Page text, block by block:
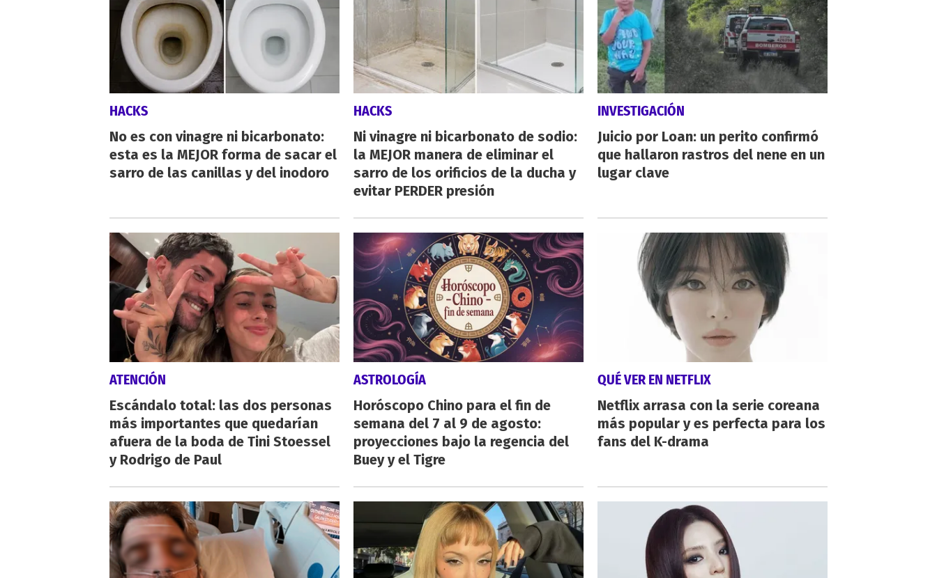
HACKS
No es con vinagre ni bicarbonato:
esta es la MEJOR forma de sacar el
sarro de las canillas y del inodoro
HACKS
Ni vinagre ni bicarbonato de sodio:
la MEJOR manera de eliminar el
sarro de los orificios de la ducha y
evitar PERDER presión
INVESTIGACIÓN
Juicio por Loan: un perito confirmó
que hallaron rastros del nene en un
lugar clave
ATENCIÓN
Escándalo total: las dos personas
más importantes que quedarían
afuera de la boda de Tini Stoessel
y Rodrigo de Paul
ASTROLOGÍA
Horóscopo Chino para el fin de
semana del 7 al 9 de agosto:
proyecciones bajo la regencia del
Buey y el Tigre
QUÉ VER EN NETFLIX
Netflix arrasa con la serie coreana
más popular y es perfecta para los
fans del K-drama